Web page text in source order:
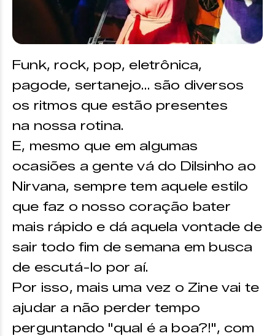
Funk, rock, pop, eletrônica,
pagode, sertanejo… são diversos
os ritmos que estão presentes
na nossa rotina.
E, mesmo que em algumas
ocasiões a gente vá do Dilsinho ao
Nirvana, sempre tem aquele estilo
que faz o nosso coração bater
mais rápido e dá aquela vontade de
sair todo fim de semana em busca
de escutá-lo por aí.
Por isso, mais uma vez o Zine vai te
ajudar a não perder tempo
perguntando "qual é a boa?!", com